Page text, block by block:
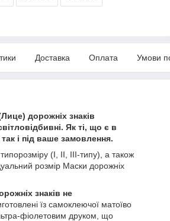
Доставка Оплата Умови
дорожніх знаків
Як ті, що є в
так і під ваше замовлення.
(І, ІІ, ІІІ-типу), а також
розмір Маски дорожніх
знаків не
їз самоклеючої матоїво
фіолетовим друком, що